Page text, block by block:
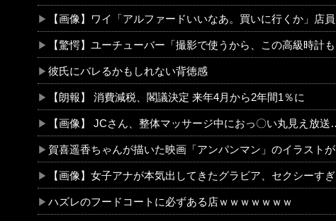
【画像】ワイ「アルファードいいなあ。買いに行くか」店員「ほいっ見積もりな！」ワイ「金額おかしくね？」←お前らもそう思うよな？？？？？
【驚愕】ユーチューバー「撮影で使うから、この高級時計も車もぜ～んぶ経費でタダ！ｗ」←まさかコレ本気にしてる奴なんておらんよな？よな？w w w w w w w w w w w
彼氏にバレるかもしれない背徳感
【朗報】 消費減税、閣議決定 来年4月から2年間1％に
【画像】 JCさん、整体マッサージ中におっ〇い丸見え放送事故！オカズにされてシコられまくるｗｗｗ
賀喜遥香ちゃんが描いた映画「アンパンマン」のイラストが上手すぎる！！！【乃木坂46】
【画像】女子アナが本気出してきたグラビア、セクシーすぎｗｗｗ
ハズレのフードコートに必ずある店ｗｗｗｗｗｗｗ